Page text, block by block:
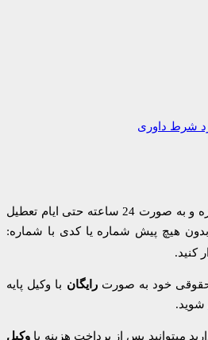
شرط داوری
شما عزیزان میتوانید همه روزه و به صورت 24 ساعته حتی ایام تعطیل
هیچ پیش شماره یا کدی با شماره:
کنید.
خود به صورت رایگان با وکیل پایه
شوید.
میتوانید پس از پرداخت هزینه با وکیل